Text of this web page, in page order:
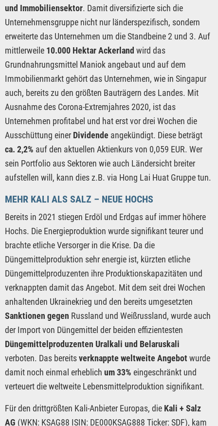
und Immobiliensektor. Damit diversifizierte sich die
Unternehmensgruppe nicht nur länderspezifisch, sondern
erweiterte das Unternehmen um die Standbeine 2 und 3. Auf
mittlerweile 10.000 Hektar Ackerland wird das
Grundnahrungsmittel Maniok angebaut und auf dem
Immobilienmarkt gehört das Unternehmen, wie in Singapur
auch, bereits zu den größten Bauträgern des Landes. Mit
Ausnahme des Corona-Extremjahres 2020, ist das
Unternehmen profitabel und hat erst vor drei Wochen die
Ausschüttung einer Dividende angekündigt. Diese beträgt
ca. 2,2% auf den aktuellen Aktienkurs von 0,059 EUR. Wer
sein Portfolio aus Sektoren wie auch Ländersicht breiter
aufstellen will, kann dies z.B. via Hong Lai Huat Gruppe tun.
MEHR KALI ALS SALZ – NEUE HOCHS
Bereits in 2021 stiegen Erdöl und Erdgas auf immer höhere
Hochs. Die Energieproduktion wurde signifikant teurer und
brachte etliche Versorger in die Krise. Da die
Düngemittelproduktion sehr energie ist, kürzten etliche
Düngemittelproduzenten ihre Produktionskapazitäten und
verknappten damit das Angebot. Mit dem seit drei Wochen
anhaltenden Ukrainekrieg und den bereits umgesetzten
Sanktionen gegen Russland und Weißrussland, wurde auch
der Import von Düngemittel der beiden effizientesten
Düngemittelproduzenten Uralkali und Belaruskali
verboten. Das bereitsverknappte weltweite Angebotwurde
damit noch einmal erheblich um 33% eingeschränkt und
verteuert die weltweite Lebensmittelproduktion signifikant.
Für den drittgrößten Kali-Anbieter Europas, die Kali + Salz
AG (WKN: KSAG88 ISIN: DE000KSAG888 Ticker: SDF), kam